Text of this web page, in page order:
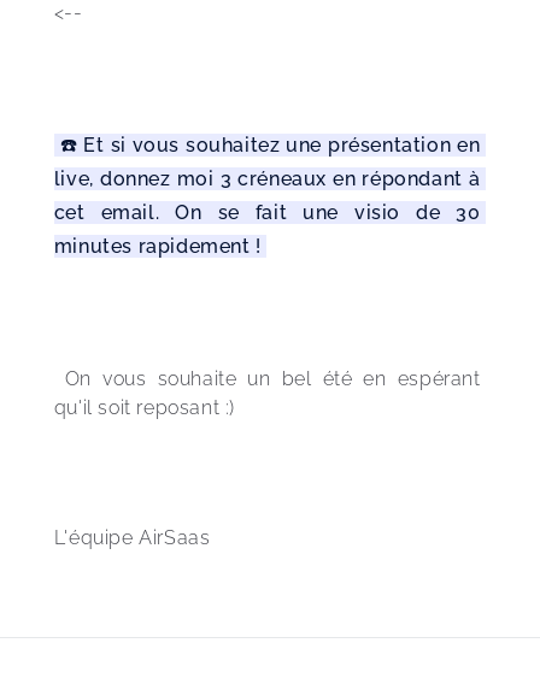
<--
live, donnez moi 3 créneaux en répondant à
cet email. On se fait une visio de 30
minutes rapidement !
qu'il soit reposant :)
L'équipe AirSaas